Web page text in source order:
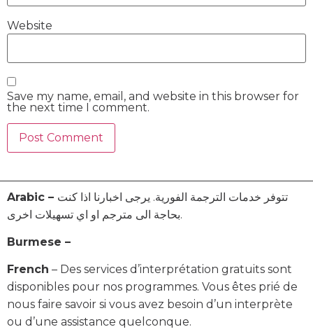
Website
Save my name, email, and website in this browser for
the next time I comment.
Arabic – تتوفر خدمات الترجمة الفورية. يرجى اخبارنا اذا كنت
بحاجة الى مترجم او اي تسهيلات اخرى.
Burmese –
French – Des services d’interprétation gratuits sont
disponibles pour nos programmes. Vous êtes prié de
nous faire savoir si vous avez besoin d’un interprète
ou d’une assistance quelconque.